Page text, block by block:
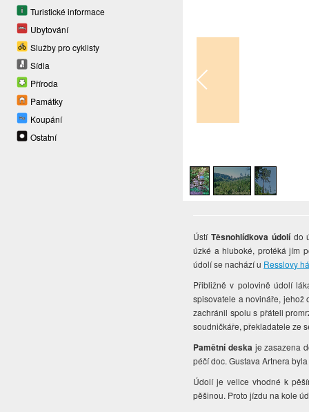
Turistické informace
Ubytování
Služby pro cyklisty
Sídla
Příroda
Památky
Koupání
Ostatní
Ústí Těsnohlídkova údolí do
úzké a hluboké, protéká jím
údolí se nachází u Resslovy
Přibližně v polovině údolí
spisovatele a novináře, jehož
zachránil spolu s přáteli
soudničkáře, překladatele ze
Pamětní deska je zasazena
péčí doc. Gustava Artnera
Údolí je velice vhodné k
pěšinou. Proto jízdu na kole